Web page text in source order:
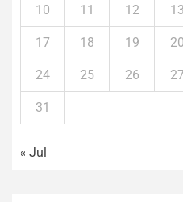
10 11 12 13
17 18 19 20
24 25 26
31
« Jul